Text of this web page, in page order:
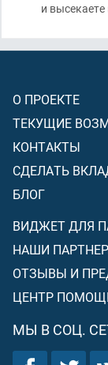
и
О ПРОЕКТЕ
ТЕКУЩИЕ
КОНТАКТЫ
СДЕЛАТЬ
БЛОГ
ВИДЖЕТ ДЛЯ
НАШИ
ОТЗЫВЫ И
ЦЕНТР
МЫ В СОЦ.